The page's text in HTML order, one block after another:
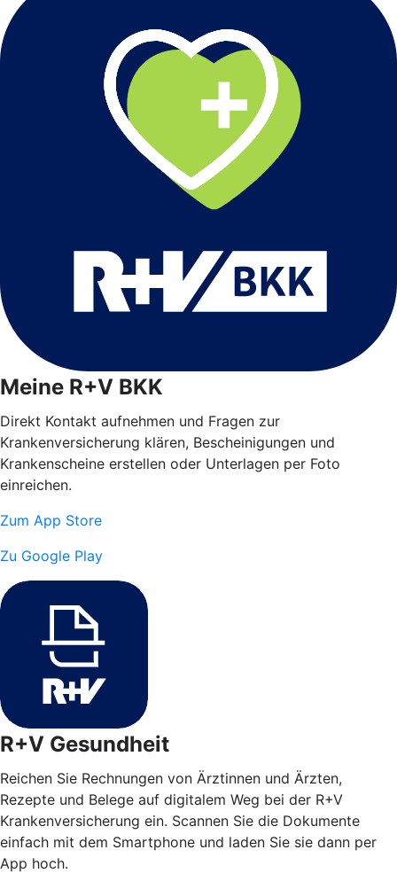
Meine R+V BKK
Direkt Kontakt aufnehmen und Fragen zur
Krankenversicherung klären, Bescheinigungen und
Krankenscheine erstellen oder Unterlagen per Foto
einreichen.
Zum App Store
Zu Google Play
R+V Gesundheit
Reichen Sie Rechnungen von Ärztinnen und Ärzten,
Rezepte und Belege auf digitalem Weg bei der R+V
Krankenversicherung ein. Scannen Sie die Dokumente
einfach mit dem Smartphone und laden Sie sie dann per
App hoch.